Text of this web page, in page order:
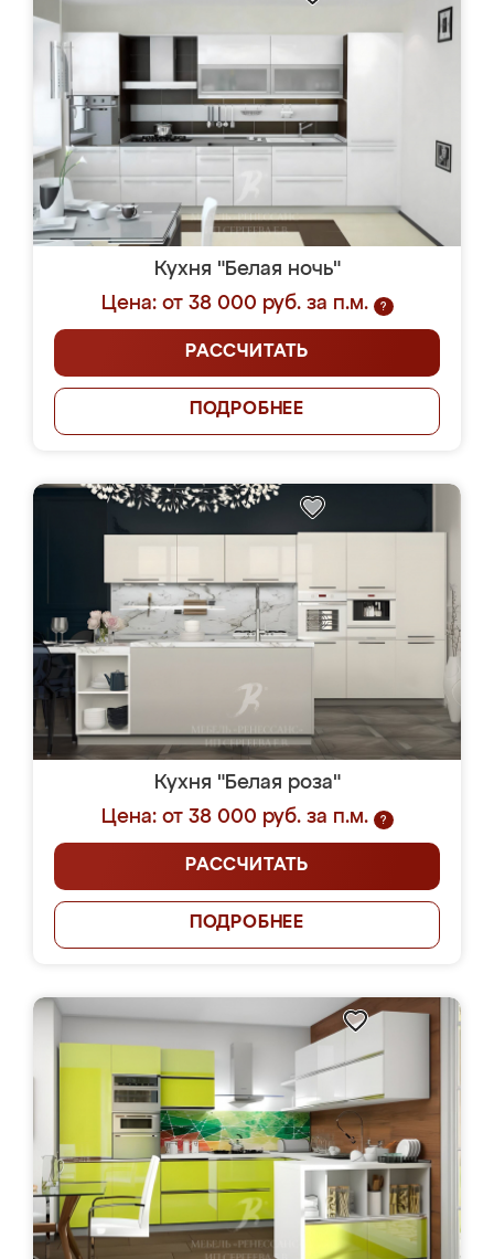
Кухня "Белая ночь"
Цена: от 38 000 руб. за п.м.
?
РАССЧИТАТЬ
ПОДРОБНЕЕ
Кухня "Белая роза"
Цена: от 38 000 руб. за п.м.
?
РАССЧИТАТЬ
ПОДРОБНЕЕ